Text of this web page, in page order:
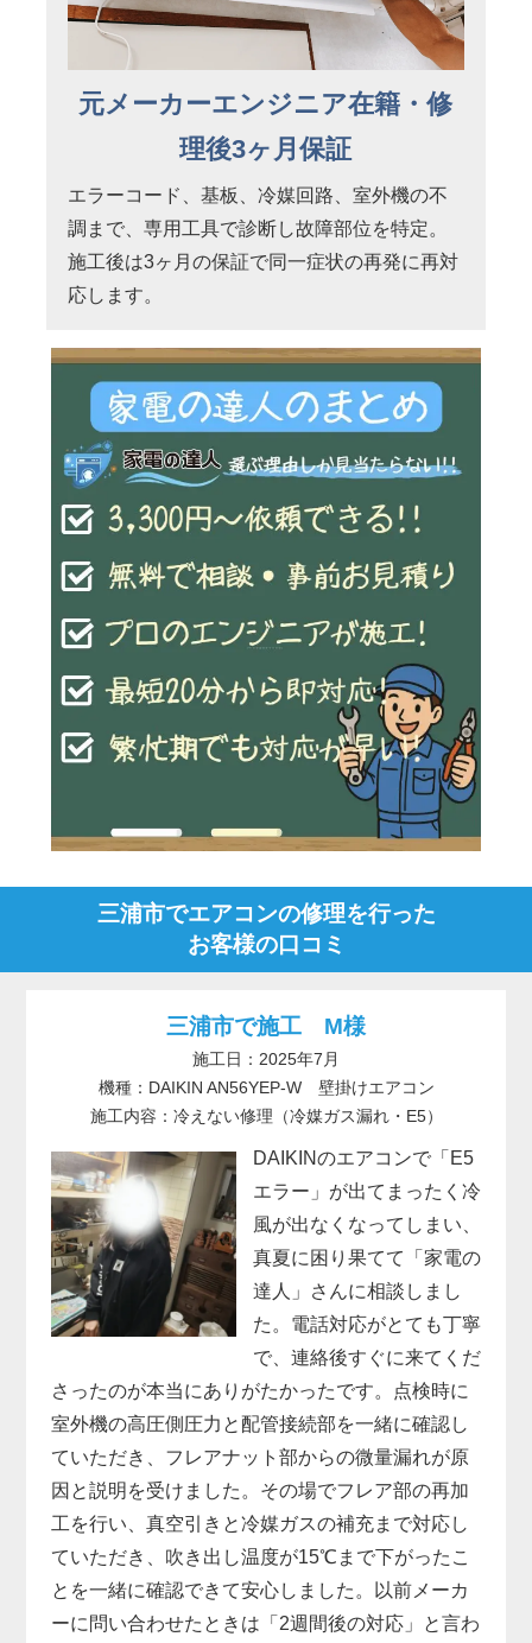
元メーカーエンジニア在籍・修
理後3ヶ月保証
エラーコード、基板、冷媒回路、室外機の不
調まで、専用工具で診断し故障部位を特定。
施工後は3ヶ月の保証で同一症状の再発に再対
応します。
三浦市でエアコンの修理を行った
お客様の口コミ
三浦市で施工 M様
施工日：2025年7月
機種：DAIKIN AN56YEP-W 壁掛けエアコン
施工内容：冷えない修理（冷媒ガス漏れ・E5）
DAIKINのエアコンで「E5
エラー」が出てまったく冷
風が出なくなってしまい、
真夏に困り果てて「家電の
達人」さんに相談しまし
た。電話対応がとても丁寧
で、連絡後すぐに来てくだ
さったのが本当にありがたかったです。点検時に
室外機の高圧側圧力と配管接続部を一緒に確認し
ていただき、フレアナット部からの微量漏れが原
因と説明を受けました。その場でフレア部の再加
工を行い、真空引きと冷媒ガスの補充まで対応し
ていただき、吹き出し温度が15℃まで下がったこ
とを一緒に確認できて安心しました。以前メーカ
ーに問い合わせたときは「2週間後の対応」と言わ